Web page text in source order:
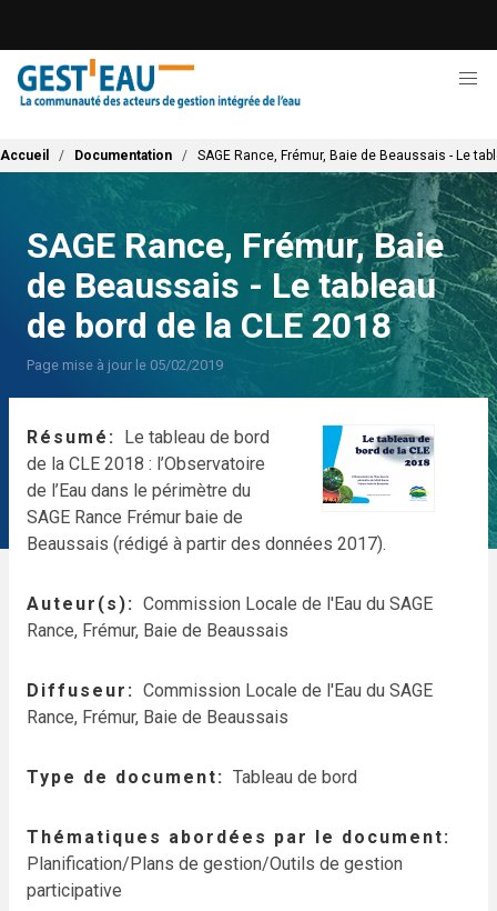
contenu
principal
Fil d'Ariane
Accueil Documentation SAGE Rance, Frémur, Baie de Beaussais - Le
SAGE Rance, Frémur, Baie
de Beaussais - Le tableau
de bord de la CLE 2018
Page mise à jour le 05/02/2019
Résumé
Le tableau de bord
de la CLE 2018 : l’Observatoire
de l’Eau dans le périmètre du
SAGE Rance Frémur baie de
Beaussais (rédigé à partir des données 2017).
Auteur(s)
Commission Locale de l'Eau du SAGE
Rance, Frémur, Baie de Beaussais
Diffuseur
Commission Locale de l'Eau du SAGE
Rance, Frémur, Baie de Beaussais
Type de document Tableau de bord
Thématiques abordées par le document
Planification/Plans de gestion/Outils de gestion
participative